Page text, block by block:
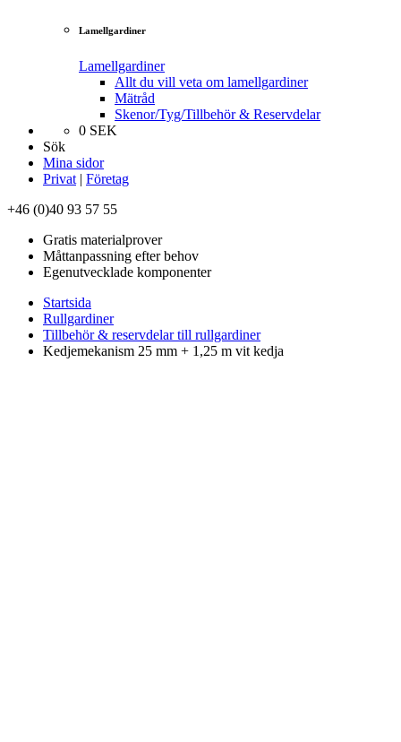
Lamellgardiner
Lamellgardiner
Allt du vill veta om lamellgardiner
Mätråd
Skenor/Tyg/Tillbehör & Reservdelar
0 SEK
Sök
Mina sidor
Privat | Företag
+46 (0)40 93 57 55
Gratis materialprover
Måttanpassning efter behov
Egenutvecklade komponenter
Startsida
Rullgardiner
Tillbehör & reservdelar till rullgardiner
Kedjemekanism 25 mm + 1,25 m vit kedja